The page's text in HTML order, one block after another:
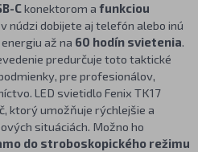
Ckonektorom a funkciou
núdzi dobijete aj telefón alebo inú
až na 60 hodín svietenia.
predurčuje toto taktické
pre profesionálov,
LED svietidlo Fenix TK17
ktorý umožňuje rýchlejšie a
situáciách. Možno ho
do stroboskopického režimu